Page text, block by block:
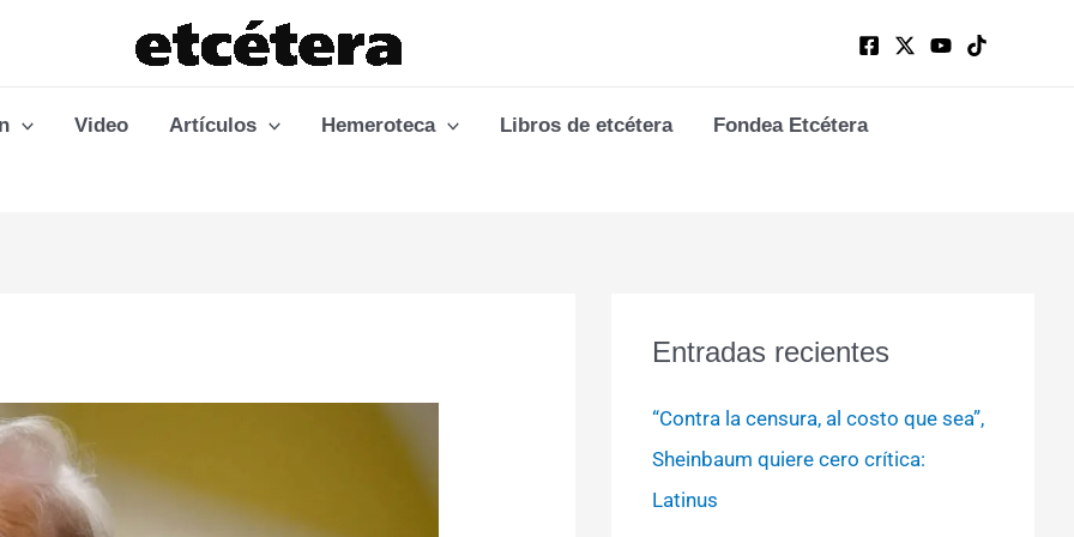
Video Artículos Hemeroteca Libros de etcétera Fondea Etcétera
Entradas recientes
“Contra la censura, al costo que sea”,
Sheinbaum quiere cero crítica:
Latinus